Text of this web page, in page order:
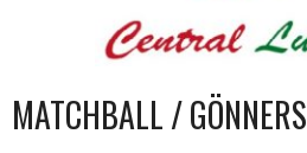
MATCHBALL / GÖNNERS